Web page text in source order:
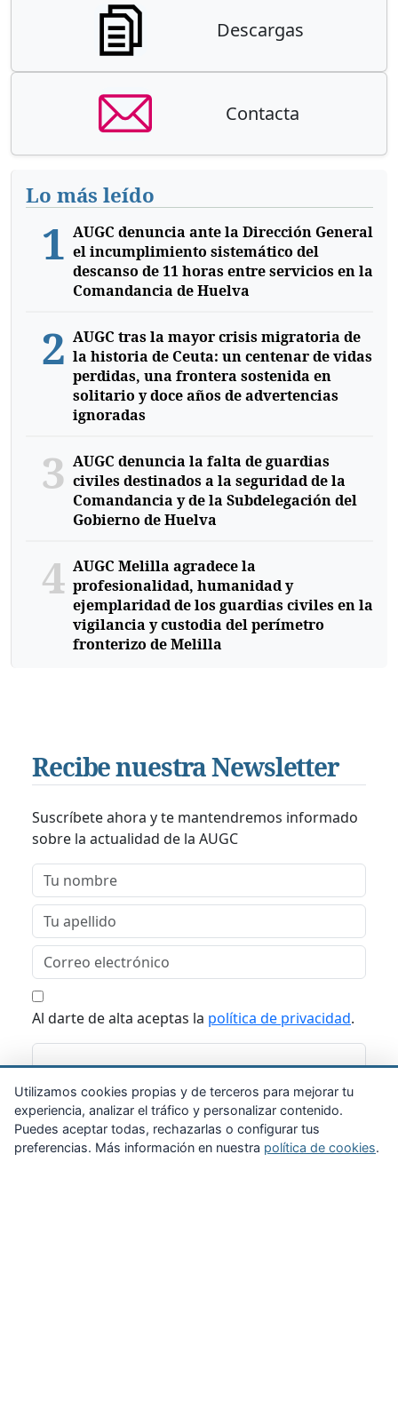
Descargas
Contacta
Lo más leído
1 AUGC denuncia ante la Dirección General
el incumplimiento sistemático del
descanso de 11 horas entre servicios en la
Comandancia de Huelva
2 AUGC tras la mayor crisis migratoria de
la historia de Ceuta: un centenar de vidas
perdidas, una frontera sostenida en
solitario y doce años de advertencias
ignoradas
3 AUGC denuncia la falta de guardias
civiles destinados a la seguridad de la
Comandancia y de la Subdelegación del
Gobierno de Huelva
4 AUGC Melilla agradece la
profesionalidad, humanidad y
ejemplaridad de los guardias civiles en la
vigilancia y custodia del perímetro
fronterizo de Melilla
Recibe nuestra Newsletter
Suscríbete ahora y te mantendremos informado
sobre la actualidad de la AUGC
Al darte de alta aceptas la política de privacidad.
Suscribirme
Utilizamos cookies propias y de terceros para mejorar tu
experiencia, analizar el tráfico y personalizar contenido.
Puedes aceptar todas, rechazarlas o configurar tus
preferencias. Más información en nuestra política de cookies.